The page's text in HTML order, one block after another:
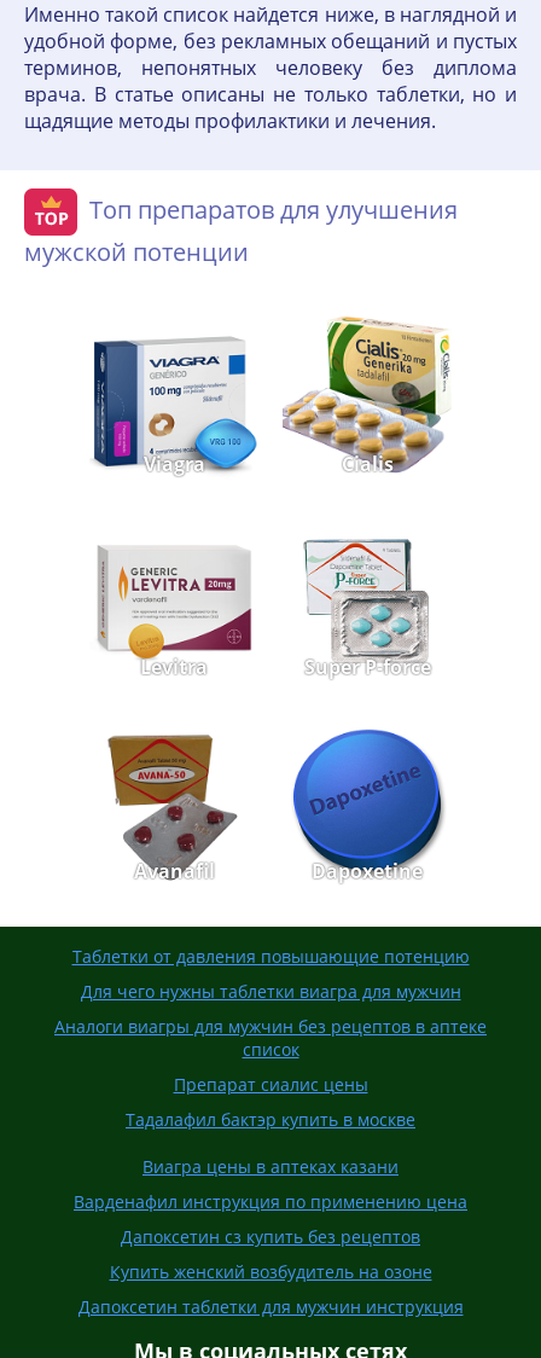
Именно такой список найдется ниже, в наглядной и
удобной форме, без рекламных обещаний и пустых
терминов, непонятных человеку без диплома
врача. В статье описаны не только таблетки, но и
щадящие методы профилактики и лечения.
Топ препаратов для улучшения
мужской потенции
Viagra Cialis
Levitra Super P-force
Avanafil Dapoxetine
Таблетки от давления повышающие потенцию
Для чего нужны таблетки виагра для мужчин
Аналоги виагры для мужчин без рецептов в аптеке
список
Препарат сиалис цены
Тадалафил бактэр купить в москве
Виагра цены в аптеках казани
Варденафил инструкция по применению цена
Дапоксетин сз купить без рецептов
Купить женский возбудитель на озоне
Дапоксетин таблетки для мужчин инструкция
Мы в социальных сетях